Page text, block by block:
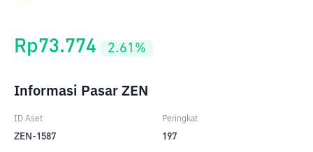
Rp73.774 2.61 %
Informasi Pasar ZEN
ID Aset
ZEN-1587
Peringkat
197